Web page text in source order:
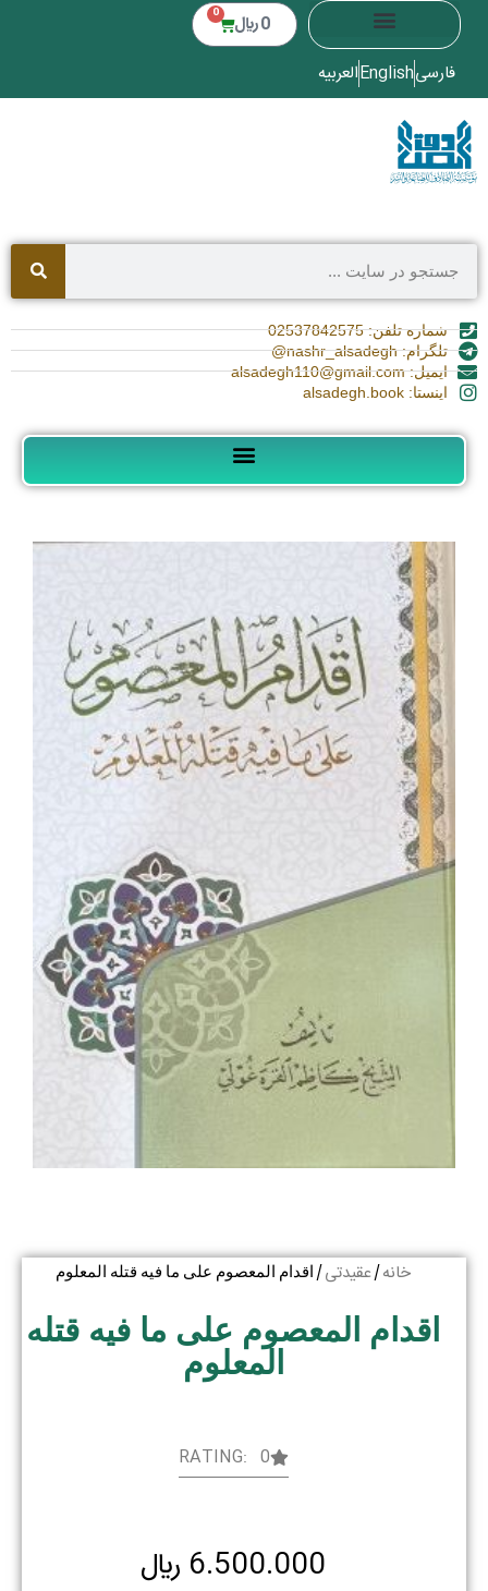
0 ﷼ 0
فارسیEnglishالعربیه
شماره تلفن: 02537842575
تلگرام: nashr_alsadegh@
ایمیل: alsadegh110@gmail.com
اینستا: alsadegh.book
خانه/ عقیدتی/ اقدام المعصوم علی ما فیه قتله المعلوم
اقدام المعصوم علی ما فیه قتله
المعلوم
RATING: 0
6.500.000 ﷼